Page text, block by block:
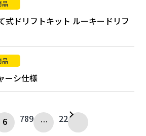
品
式ドリフトキット ルーキードリフ
品
ーシ仕様
6 789 … 22